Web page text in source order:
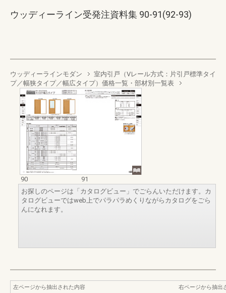
ウッディーライン受発注資料集 90-91(92-93)
ウッディーラインモダン
室内引戸（Vレール方式：片引戸標準タイ
プ／幅狭タイプ／幅広タイプ）価格一覧・部材別一覧表
90
91
お探しのページは「カタログビュー」でごらんいただけます。カ
タログビューではweb上でパラパラめくりながらカタログをごら
んになれます。
左ページから抽出された内容
右ページから抽出